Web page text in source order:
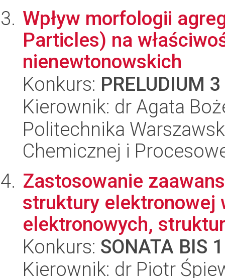
Wpływ morfologii
Particles) na
nienewtonowskich
Konkurs: PRELUDIUM 3
Kierownik: dr Agata
Politechnika
Chemicznej i
Zastosowanie
struktury elektronowej
elektronowych,
Konkurs: SONATA BIS 1
Kierownik: dr Piotr